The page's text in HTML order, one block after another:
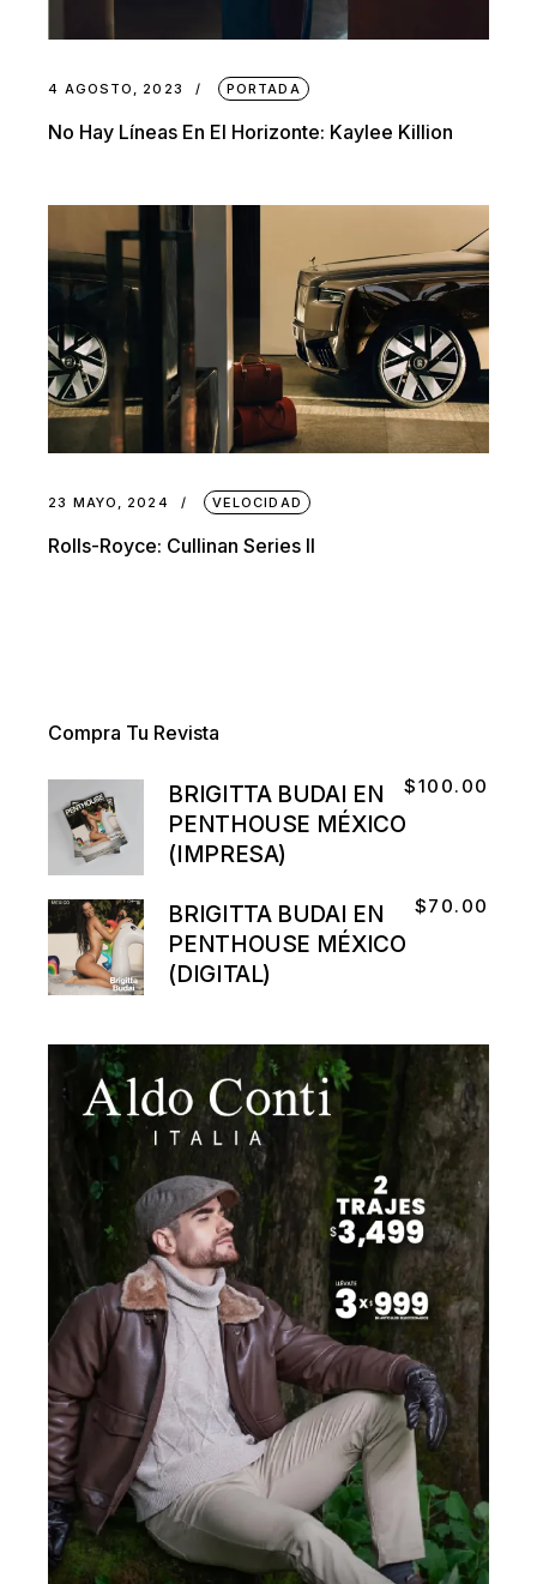
4 AGOSTO, 2023 PORTADA
No Hay Líneas En El Horizonte: Kaylee Killion
23 MAYO, 2024 VELOCIDAD
Rolls-Royce: Cullinan Series II
Compra Tu Revista
BRIGITTA BUDAI EN
PENTHOUSE MÉXICO
(IMPRESA)
$100.00
BRIGITTA BUDAI EN
PENTHOUSE MÉXICO
(DIGITAL)
$70.00